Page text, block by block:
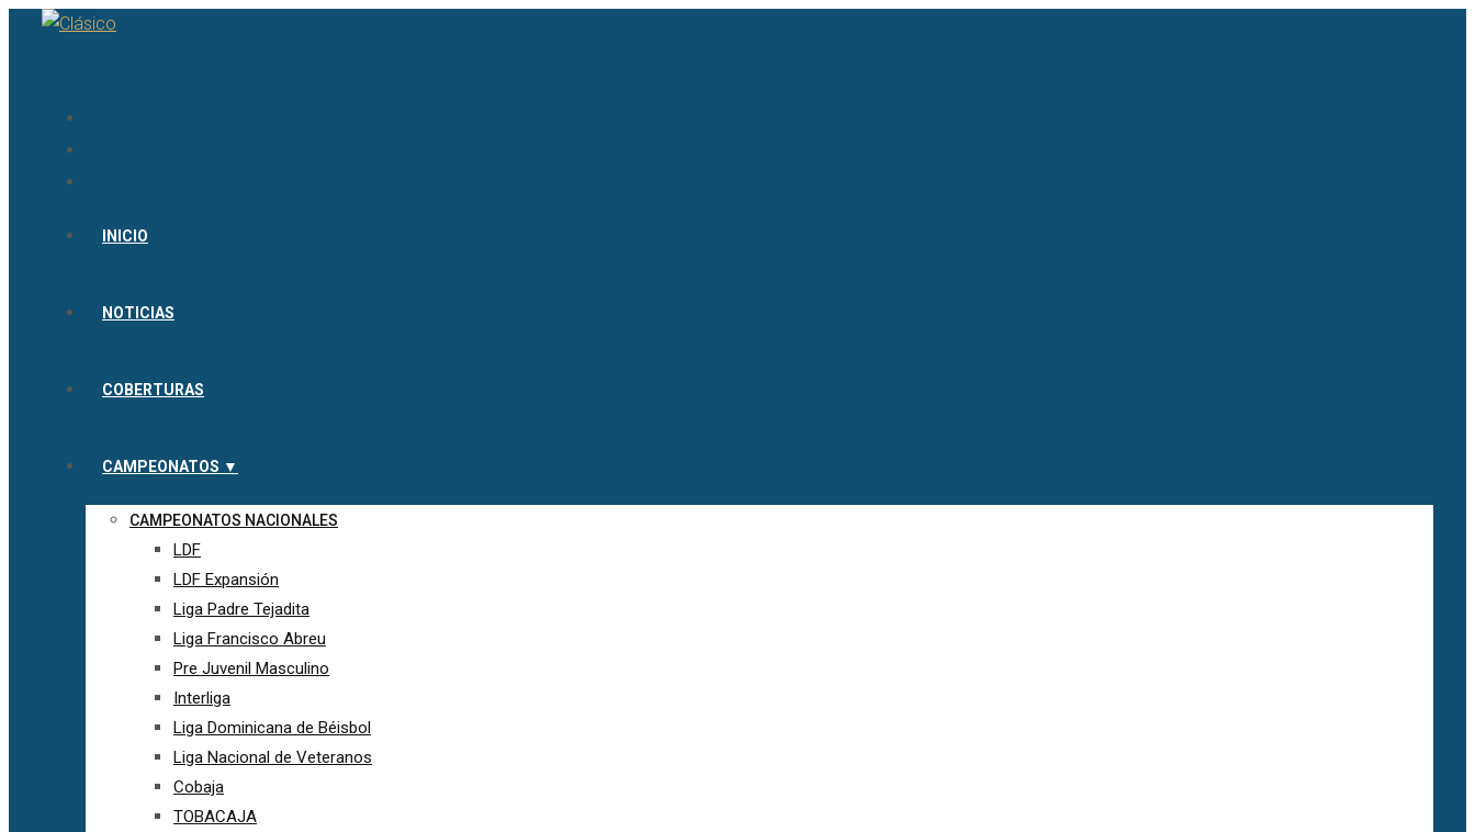
INICIO
NOTICIAS
COBERTURAS
CAMPEONATOS ▼
CAMPEONATOS NACIONALES
LDF
LDF Expansión
Liga Padre Tejadita
Liga Francisco Abreu
Pre Juvenil Masculino
Interliga
Liga Dominicana de Béisbol
Liga Nacional de Veteranos
Cobaja
TOBACAJA